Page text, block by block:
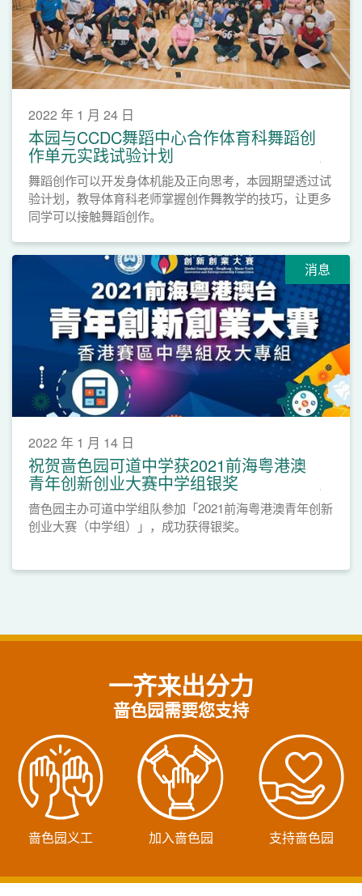
2022 年 1 月 24 日
本园与CCDC舞蹈中心合作体育科舞蹈创
作单元实践试验计划
舞蹈创作可以开发身体机能及正向思考，本园期望透过试
验计划，教导体育科老师掌握创作舞教学的技巧，让更多
同学可以接触舞蹈创作。
消息
2022 年 1 月 14 日
祝贺啬色园可道中学获2021前海粤港澳
青年创新创业大赛中学组银奖
啬色园主办可道中学组队参加「2021前海粤港澳青年创新
创业大赛（中学组）」，成功获得银奖。
一齐来出分力
啬色园需要您支持
啬色园义工 加入啬色园 支持啬色园